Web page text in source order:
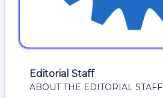
Editorial Staff
ABOUT THE EDITORIAL STAFF